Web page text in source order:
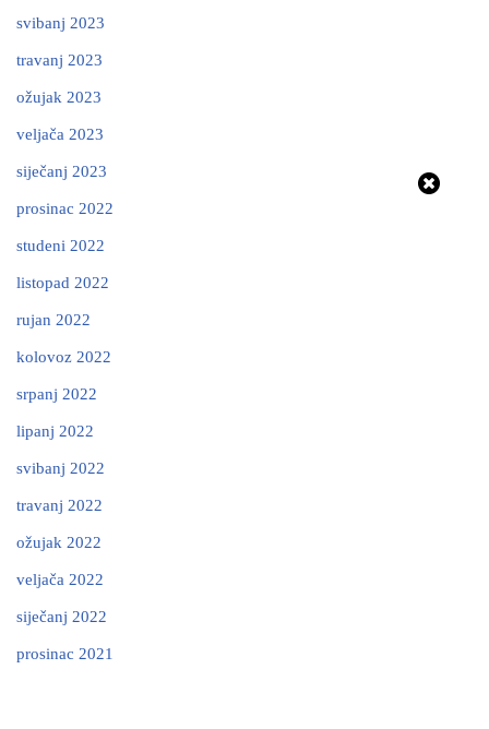
svibanj 2023
travanj 2023
ožujak 2023
veljača 2023
siječanj 2023
prosinac 2022
studeni 2022
listopad 2022
rujan 2022
kolovoz 2022
srpanj 2022
lipanj 2022
svibanj 2022
travanj 2022
ožujak 2022
veljača 2022
siječanj 2022
prosinac 2021